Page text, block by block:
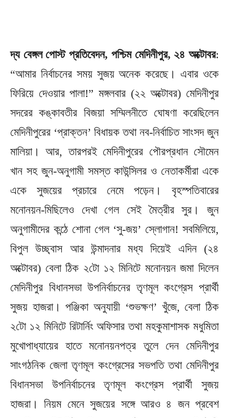
দ্য বেঙ্গল পোস্ট প্রতিবেদন, পশ্চিম মেদিনীপুর, ২৪ অক্টোবর:
“আমার নির্বাচনের সময় সুজয় অনেক করেছে। এবার ওকে
ফিরিয়ে দেওয়ার পালা!” মঙ্গলবার (২২ অক্টোবর) মেদিনীপুর
সদরের কঙ্কাবতীর বিজয়া সম্মিলনীতে ঘোষণা করেছিলেন
মেদিনীপুরের ‘প্রাক্তন’ বিধায়ক তথা নব-নির্বাচিত সাংসদ জুন
মালিয়া। আর, তারপরই মেদিনীপুরের পৌরপ্রধান সৌমেন
খান সহ জুন-অনুগামী সমস্ত কাউন্সিলর ও নেতাকর্মীরা একে
একে সুজয়ের প্রচারে নেমে পড়েন। বৃহস্পতিবারের
মনোনয়ন-মিছিলেও দেখা গেল সেই মৈত্রীর সুর। জুন
অনুগামীদের কন্ঠে শোনা গেল ‘সু-জয়’ স্লোগান! সবমিলিয়ে,
বিপুল উচ্ছ্বাস আর উন্মাদনার মধ্য দিয়েই এদিন (২৪
অক্টোবর) বেলা ঠিক ২টো ১২ মিনিটে মনোনয়ন জমা দিলেন
মেদিনীপুর বিধানসভা উপনির্বাচনের তৃণমূল কংগ্রেস প্রার্থী
সুজয় হাজরা। পঞ্জিকা অনুযায়ী ‘শুভক্ষণ’ খুঁজে, বেলা ঠিক
২টো ১২ মিনিটে রিটার্নিং অফিসার তথা মহকুমাশাসক মধুমিতা
মুখোপাধ্যায়ের হাতে মনোনয়নপত্র তুলে দেন মেদিনীপুর
সাংগঠনিক জেলা তৃণমূল কংগ্রেসের সভপতি তথা মেদিনীপুর
বিধানসভা উপনির্বাচনের তৃণমূল কংগ্রেস প্রার্থী সুজয়
হাজরা। নিয়ম মেনে সুজয়ের সঙ্গে আরও ৪ জন প্রবেশ